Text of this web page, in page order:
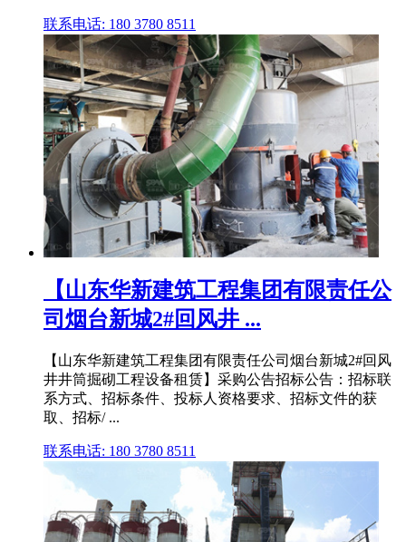
联系电话: 180 3780 8511
【山东华新建筑工程集团有限责任公
司烟台新城2#回风井 ...
【山东华新建筑工程集团有限责任公司烟台新城2#回风
井井筒掘砌工程设备租赁】采购公告招标公告：招标联
系方式、招标条件、投标人资格要求、招标文件的获
取、招标/ ...
联系电话: 180 3780 8511